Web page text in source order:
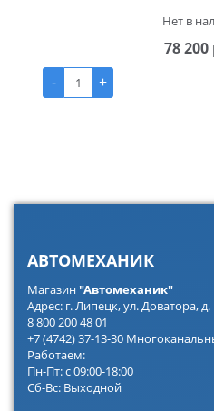
Нет в
78 200
-
+
АВТОМЕХАНИК
Магазин"Автомеханик"
Адрес: г. Липецк, ул. Доватора, д.
8 800 200 48 01
+7 (4742) 37-13-30
Работаем:
Пн-Пт: с 09:00-18:00
Сб-Вс: Выходной